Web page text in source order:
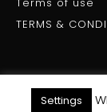
TERMS &
Settings